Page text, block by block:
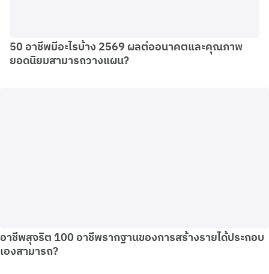
50 อาชีพมีอะไรบ้าง 2569 ผลต่ออนาคตและคุณภาพ
ยอดนิยมสามารถวางแผน?
อาชีพสุจริต 100 อาชีพรากฐานของการสร้างรายได้ประกอบ
เองสามารถ?